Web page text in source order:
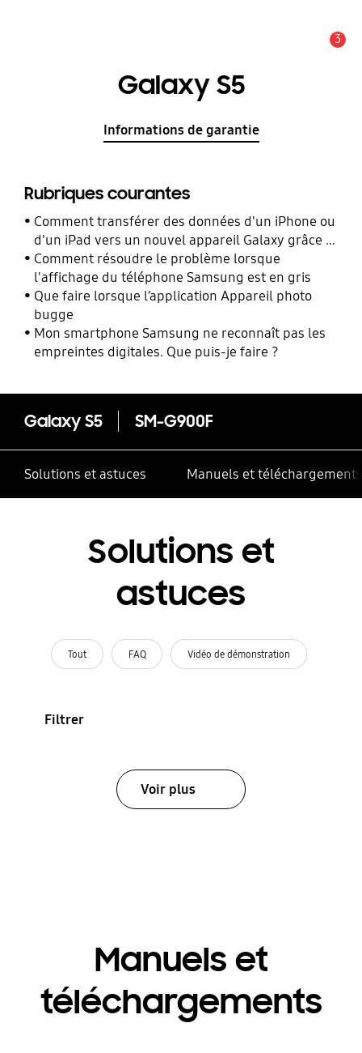
3
Galaxy S5
Informations de garantie
Rubriques courantes
Comment transférer des données d'un iPhone ou
d'un iPad vers un nouvel appareil Galaxy grâce à
Smart Switch ?
Comment résoudre le problème lorsque
l'affichage du téléphone Samsung est en gris
Que faire lorsque l’application Appareil photo
bugge
Mon smartphone Samsung ne reconnaît pas les
empreintes digitales. Que puis-je faire ?
Galaxy S5 SM-G900F
Solutions et astuces Manuels et téléchargements
Solutions et
astuces
Tout FAQ Vidéo de démonstration
Filtrer
Voir plus
Manuels et
téléchargements